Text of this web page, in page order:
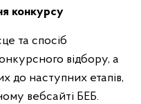
конкурсу
та спосіб
відбору, а
до наступних етапів,
вебсайті БЕБ.